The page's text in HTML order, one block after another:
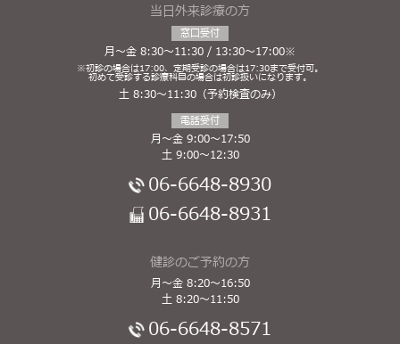
当日外来診療の方
窓口受付
月～金 8:30～11:30 / 13:30～17:00※
※初診の場合は17:00、定期受診の場合は17:30まで受付可。
初めて受診する診療科目の場合は初診扱いになります。
土 8:30～11:30（予約検査のみ）
電話受付
月～金 9:00～17:50
土 9:00～12:30
06-6648-8930
06-6648-8931
健診のご予約の方
月～金 8:20～16:50
土 8:20～11:50
06-6648-8571